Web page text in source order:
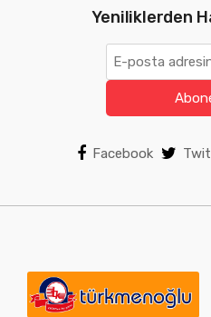
Yeniliklerden
Facebook